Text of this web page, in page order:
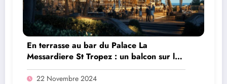
En terrasse au bar du Palace La
Messardiere St Tropez : un balcon sur la
Mediterranee
22 Novembre 2024